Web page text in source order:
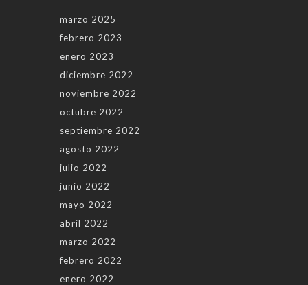
marzo 2025
febrero 2023
enero 2023
diciembre 2022
noviembre 2022
octubre 2022
septiembre 2022
agosto 2022
julio 2022
junio 2022
mayo 2022
abril 2022
marzo 2022
febrero 2022
enero 2022